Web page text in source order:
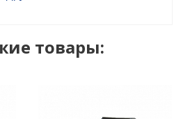
товары: